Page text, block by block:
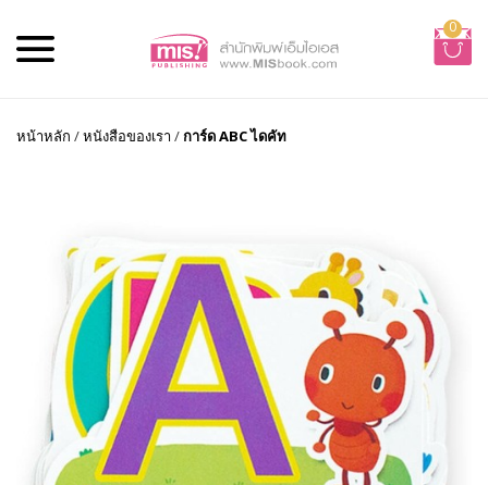
0
หน้าหลัก /หนังสือของเรา /การ์ด ABC ไดคัท